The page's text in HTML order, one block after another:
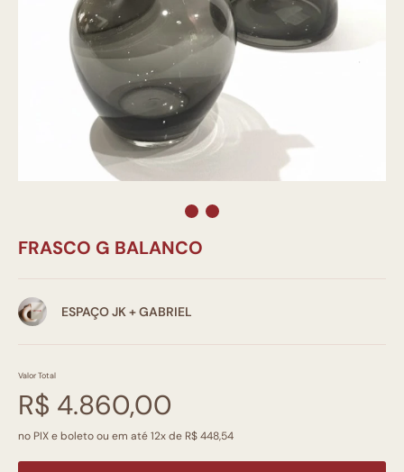
FRASCO G BALANCO
ESPAÇO JK + GABRIEL
Valor Total
R$ 4.860,00
no PIX e boleto ou em até 12x de R$ 448,54